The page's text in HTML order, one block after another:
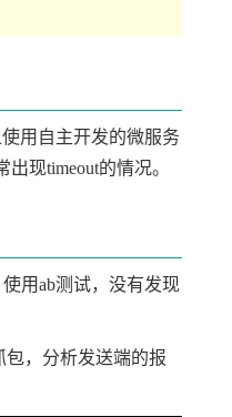
使用自主开发的微服务
现timeout的情况。
使用ab测试，没有发现
包，分析发送端的报